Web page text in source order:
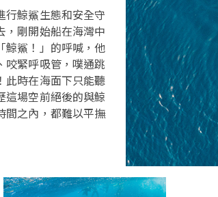
行鯨鯊生態和安全守
，剛開始船在海灣中
鯨鯊！」的呼喊，他
咬緊呼吸管，噗通跳
此時在海面下只能聽
這場空前絕後的與鯨
間之內，都難以平撫